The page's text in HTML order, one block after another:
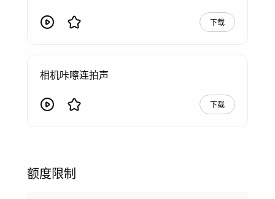
下载
相机咔嚓连拍声
下载
额度限制